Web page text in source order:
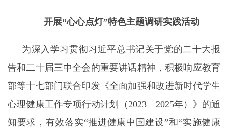
开展“心心点灯”特色主题调研实践活动
为深入学习贯彻习近平总书记关于党的二十大报
告和二十届三中全会的重要讲话精神，积极响应教育
部等十七部门联合印发《全面加强和改进新时代学生
心理健康工作专项行动计划（2023—2025年）》的通
知要求，有效落实“推进健康中国建设”和“实施健康